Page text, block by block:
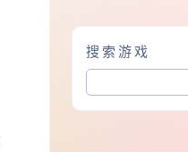
搜索游戏